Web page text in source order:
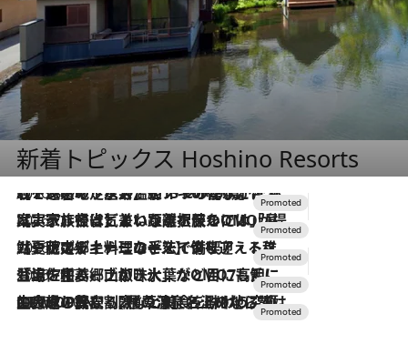
新着トピックス Hoshino Resorts
2026.8.7
【トンボの足水浴】ヒノキの香りに包まれて涼感マックス！約13℃の湧水かけ流しを避暑地「星野温泉 トンボの湯」で体験
2026.7.31
【ホテル帰省】という選択肢をOMOが提案。家族とほどよい距離を保つには「昼は実家、夜は気兼ねなくホテルで！」
2026.7.24
【夏限定ディナーコース】旬を迎える稚鮎や花ズッキーニなどをイタリア・トスカーナの郷土料理の手法で満喫！
2026.7.17
「土佐和ハーブかき氷」がOMO7高知に登場！生姜、山椒、大葉など目にも舌にも涼を呼ぶ郷土の味
2026.7.10
NEW OPEN！【界 草津】名湯の地に誕生。趣の異なる2種の温泉と上州ならではの会席・蕎麦割烹など美食を味わう究極の癒やし旅